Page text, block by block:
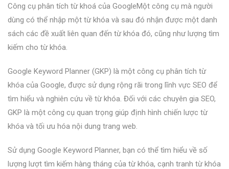
Công cụ phân tích từ khoá của GoogleMột công cụ mà người
dùng có thể nhập một từ khóa và sau đó nhận được một danh
sách các đề xuất liên quan đến từ khóa đó, cũng như lượng tìm
kiếm cho từ khóa.
Google Keyword Planner (GKP) là một công cụ phân tích từ
khóa của Google, được sử dụng rộng rãi trong lĩnh vực SEO để
tìm hiểu và nghiên cứu về từ khóa. Đối với các chuyên gia SEO,
GKP là một công cụ quan trọng giúp định hình chiến lược từ
khóa và tối ưu hóa nội dung trang web.
Sử dụng Google Keyword Planner, bạn có thể tìm hiểu về số
lượng lượt tìm kiếm hàng tháng của từ khóa, cạnh tranh từ khóa